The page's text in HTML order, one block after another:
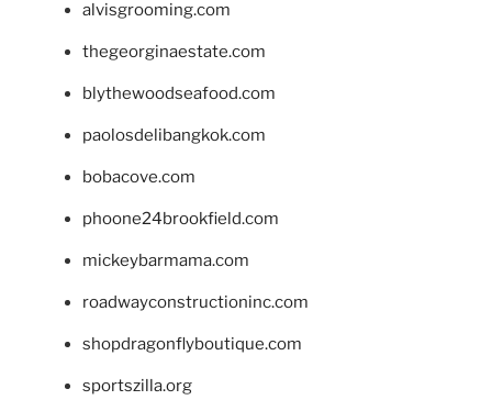
alvisgrooming.com
thegeorginaestate.com
blythewoodseafood.com
paolosdelibangkok.com
bobacove.com
phoone24brookfield.com
mickeybarmama.com
roadwayconstructioninc.com
shopdragonflyboutique.com
sportszilla.org